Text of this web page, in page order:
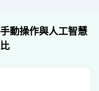
動操作與人工智慧